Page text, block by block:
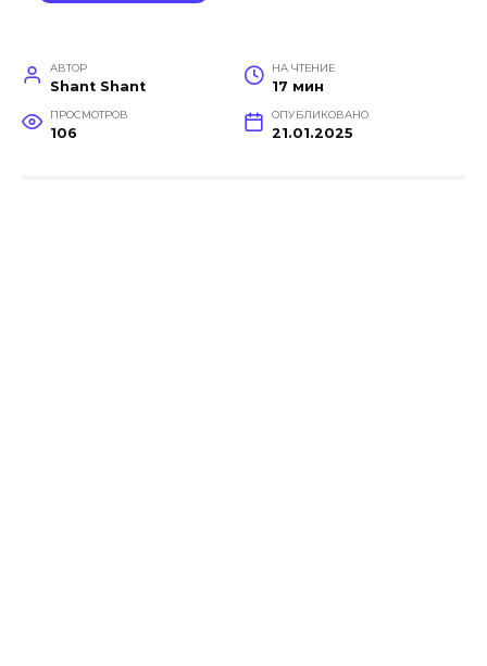
АВТОР
Shant Shant
НА ЧТЕНИЕ
17 мин
ПРОСМОТРОВ
106
ОПУБЛИКОВАНО
21.01.2025